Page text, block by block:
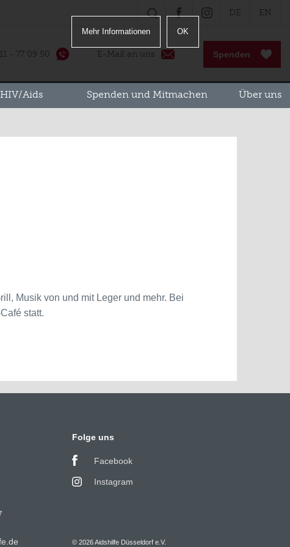
OK
Mehr Informationen
SUCHEFACEBOOKINSTAGRAM
DE EN
- 77 09 50 E-Mail an uns Spenden
Aids Spenden und Mitmachen Über uns
Musik von und mit Leger und mehr. Bei
statt.
Folge uns
Facebook
Instagram
© 2026 Aidshilfe Düsseldorf e.V.